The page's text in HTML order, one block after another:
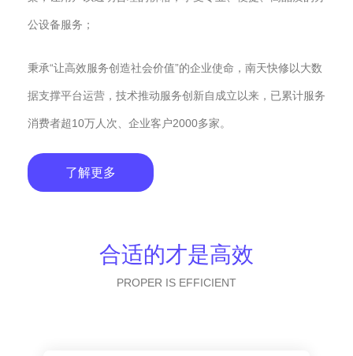
公设备服务；
秉承“让高效服务创造社会价值”的企业使命，南天快修以大数
据支撑平台运营，技术推动服务创新自成立以来，已累计服务
消费者超10万人次、企业客户2000多家。
了解更多
合适的才是高效
PROPER IS EFFICIENT